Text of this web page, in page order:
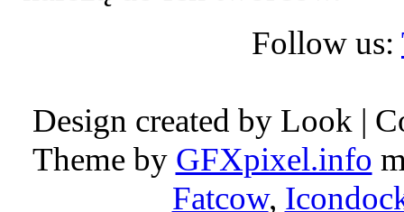
Follow us:
Design created by Look |
Theme by GFXpixel.info
Fatcow,